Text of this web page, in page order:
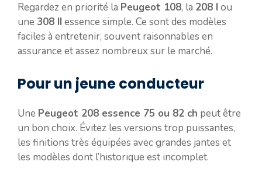
Regardez en priorité la Peugeot 108, la 208 I ou
une 308 II essence simple. Ce sont des modèles
faciles à entretenir, souvent raisonnables en
assurance et assez nombreux sur le marché.
Pour un jeune conducteur
Une Peugeot 208 essence 75 ou 82 ch peut être
un bon choix. Évitez les versions trop puissantes,
les finitions très équipées avec grandes jantes et
les modèles dont l’historique est incomplet.